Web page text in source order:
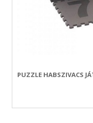
PUZZLE HABSZIVACS